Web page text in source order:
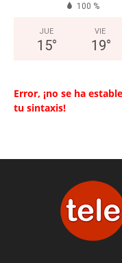
100 %
JUE
15°
VIE
19°
Error, ¡no se ha
tu sintaxis!